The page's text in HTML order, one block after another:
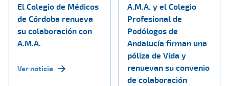
El Colegio de Médicos
de Córdoba renueva
su colaboración con
A.M.A.
Ver noticia
A.M.A. y el Colegio
Profesional de
Podólogos de
Andalucía firman una
póliza de Vida y
renuevan su convenio
de colaboración